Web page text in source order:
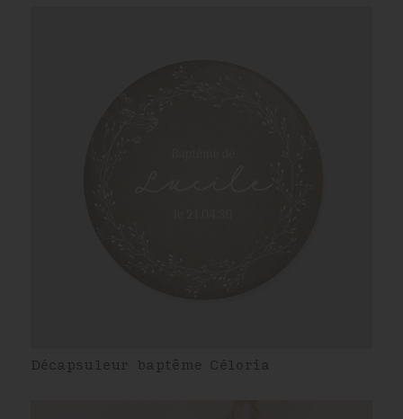
Décapsuleur baptême Céloria